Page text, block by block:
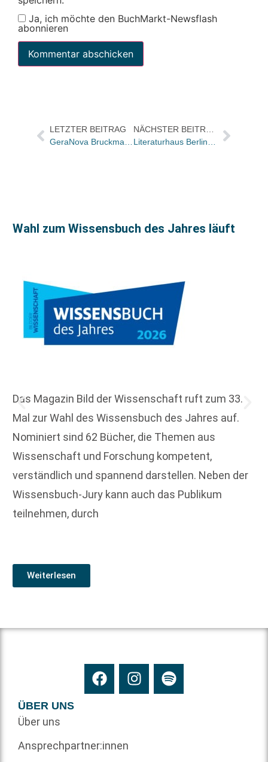
Ja, ich möchte den BuchMarkt-Newsflash
abonnieren
LETZTER BEITRAG
Wahl zum Wissensbuch des Jahres läuft
Das Magazin Bild der Wissenschaft ruft zum 33.
Mal zur Wahl des Wissensbuch des Jahres auf.
Nominiert sind 62 Bücher, die Themen aus
Wissenschaft und Forschung kompetent,
verständlich und spannend darstellen. Neben der
Wissensbuch-Jury kann auch das Publikum
teilnehmen, durch
Weiterlesen
ÜBER UNS
Über uns
Ansprechpartner:innen